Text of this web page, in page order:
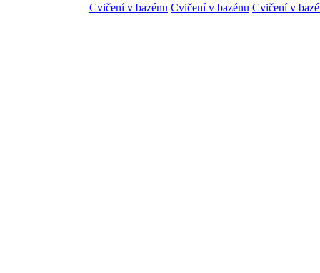
Cvičení v bazénu Cvičení v bazénu Cvičení v